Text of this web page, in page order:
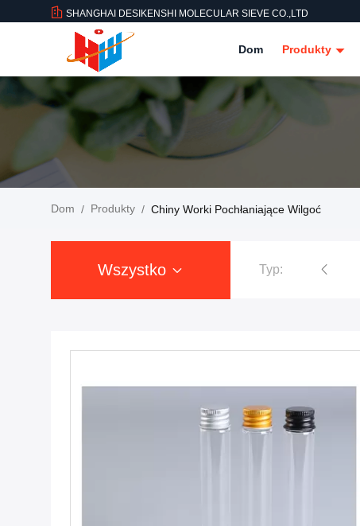
SHANGHAI DESIKENSHI MOLECULAR SIEVE CO.,LTD
Dom Produkty
Dom / Produkty / Chiny Worki Pochłaniające Wilgoć
Wszystko Typ:
Sito molekularne 4a